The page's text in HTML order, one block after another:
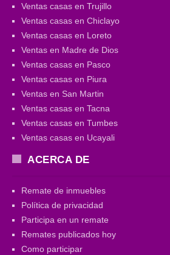
Ventas casas en Trujillo
Ventas casas en Chiclayo
Ventas casas en Loreto
Ventas en Madre de Dios
Ventas casas en Pasco
Ventas casas en Piura
Ventas en San Martin
Ventas casas en Tacna
Ventas casas en Tumbes
Ventas casas en Ucayali
ACERCA DE
Remate de inmuebles
Política de privacidad
Participa en un remate
Remates publicados hoy
Como participar